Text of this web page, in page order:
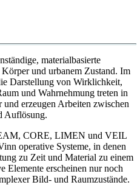
materialbasierte
und urbanem Zustand. Im
Darstellung von Wirklichkeit,
und Wahrnehmung treten in
erzeugen Arbeiten zwischen
Auflösung.
CORE, LIMEN und VEIL
operative Systeme, in denen
zu Zeit und Material zu einem
erscheinen nur noch
Bild- und Raumzustände.